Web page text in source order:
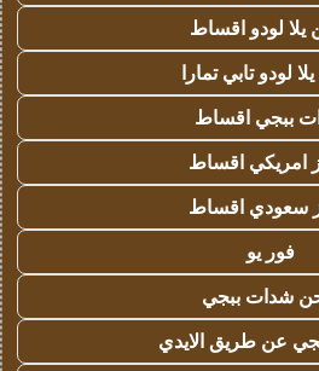
لودو اقساط
لودو تابي تمارا
ببجي اقساط
امريكي اقساط
سعودي اقساط
فور يو
شدات ببجي
عن طريق الايدي